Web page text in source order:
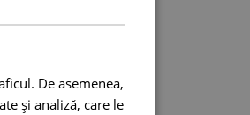
De asemenea,
și analiză, care le